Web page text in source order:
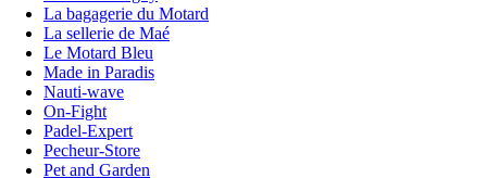
La bagagerie du Motard
La sellerie de Maé
Le Motard Bleu
Made in Paradis
Nauti-wave
On-Fight
Padel-Expert
Pecheur-Store
Pet and Garden